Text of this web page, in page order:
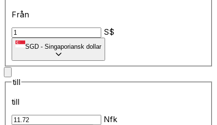
Från
S$
SGD - Singaporiansk dollar
till
till
Nfk